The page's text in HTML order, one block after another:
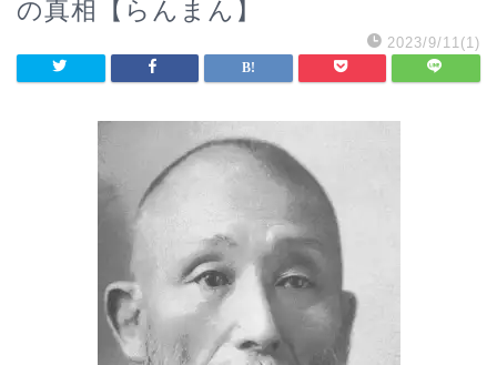
の真相【らんまん】
2023/9/11(1)